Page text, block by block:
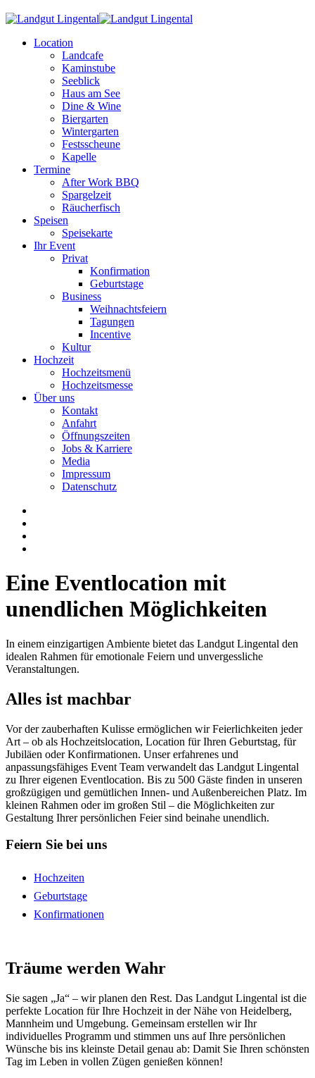
Location
Landcafe
Kaminstube
Seeblick
Haus am See
Dine & Wine
Biergarten
Wintergarten
Festsscheune
Kapelle
Termine
After Work BBQ
Spargelzeit
Räucherfisch
Speisen
Speisekarte
Ihr Event
Privat
Konfirmation
Geburtstage
Business
Weihnachtsfeiern
Tagungen
Incentive
Kultur
Hochzeit
Hochzeitsmenü
Hochzeitsmesse
Über uns
Kontakt
Anfahrt
Öffnungszeiten
Jobs & Karriere
Media
Impressum
Datenschutz
Eine Eventlocation mit
unendlichen Möglichkeiten
In einem einzigartigen Ambiente bietet das Landgut Lingental den
idealen Rahmen für emotionale Feiern und unvergessliche
Veranstaltungen.
Alles ist machbar
Vor der zauberhaften Kulisse ermöglichen wir Feierlichkeiten jeder
Art – ob als Hochzeitslocation, Location für Ihren Geburtstag, für
Jubiläen oder Konfirmationen. Unser erfahrenes und
anpassungsfähiges Event Team verwandelt das Landgut Lingental
zu Ihrer eigenen Eventlocation. Bis zu 500 Gäste finden in unseren
großzügigen und gemütlichen Innen- und Außenbereichen Platz. Im
kleinen Rahmen oder im großen Stil – die Möglichkeiten zur
Gestaltung Ihrer persönlichen Feier sind beinahe unendlich.
Feiern Sie bei uns
Hochzeiten
Geburtstage
Konfirmationen
Träume werden Wahr
Sie sagen „Ja“ – wir planen den Rest. Das Landgut Lingental ist die
perfekte Location für Ihre Hochzeit in der Nähe von Heidelberg,
Mannheim und Umgebung. Gemeinsam erstellen wir Ihr
individuelles Programm und stimmen uns auf Ihre persönlichen
Wünsche bis ins kleinste Detail genau ab: Damit Sie Ihren schönsten
Tag im Leben in vollen Zügen genießen können!